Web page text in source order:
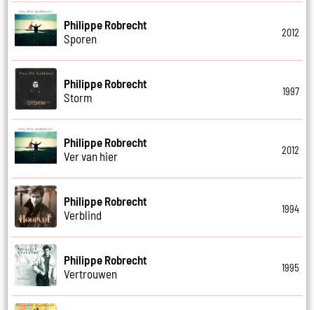
Philippe Robrecht
Sporen
2012
Philippe Robrecht
Storm
1997
Philippe Robrecht
Ver van hier
2012
Philippe Robrecht
Verblind
1994
Philippe Robrecht
Vertrouwen
1995